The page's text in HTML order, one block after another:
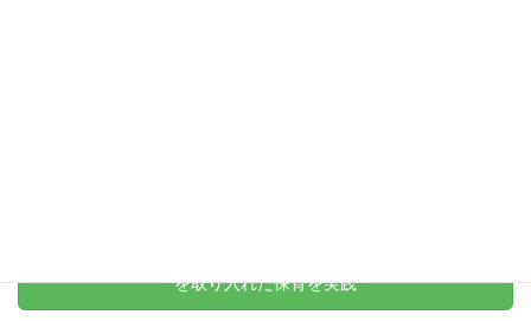
を取り入れた保育を実践